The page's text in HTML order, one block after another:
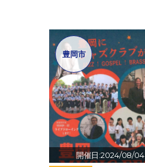
開催日:2024/08/04
豊岡市